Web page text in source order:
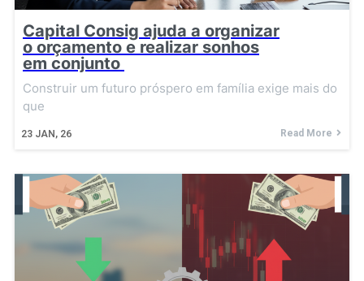
Capital Consig ajuda a organizar
o orçamento e realizar sonhos
em conjunto
23 JAN, 26
Construir um futuro próspero em família exige mais do
que
Read More